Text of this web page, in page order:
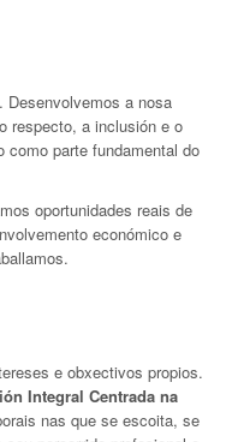
Desenvolvemos a nosa
respecto, a inclusión e o
como parte fundamental do
oportunidades reais de
económico e
e obxectivos propios.
Integral Centrada na
nas que se escoita, se